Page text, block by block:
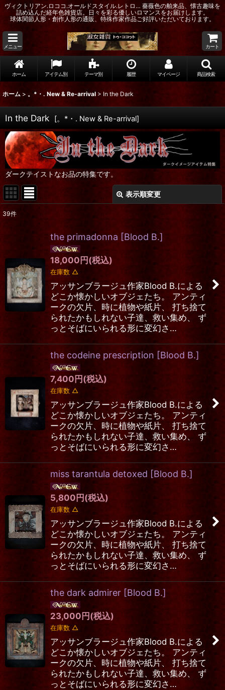
ヴィクトリアン.ロココ.オールドスタイル.レトロ… 薔薇色の舶来品、懐古趣味を
詰め込んだ経年色雑貨店。日々を彩る優しいロマンスをお届けします。
球体関節人形・創作人形の通販、特殊作家作品ご好評いただいております。
メニュー カート
ホーム アイテム別 テーマ別 履歴 マイページ 商品検索
ホーム > 。*・. New & Re-arrival > In the Dark
In the Dark [。*・. New & Re-arrival]
ダークテイストなお品の特集です。
表示順変更
並び順:
絞り込む
39件
the primadonna [Blood B.]
18,000 円 (税込)
在庫数 △
アッサンブラージュ作家Blood B.による
どこか懐かしいオブジェたち。 アンティ
ークの欠片、時に植物や紙片、 打ち捨て
られたかもしれない子達、救い集め、 ず
っとそばにいられる形に変幻さ…
the codeine prescription [Blood B.]
7,400 円 (税込)
在庫数 △
アッサンブラージュ作家Blood B.による
どこか懐かしいオブジェたち。 アンティ
ークの欠片、時に植物や紙片、 打ち捨て
られたかもしれない子達、救い集め、 ず
っとそばにいられる形に変幻さ…
miss tarantula detoxed [Blood B.]
5,800円(税込)
在庫数 △
アッサンブラージュ作家Blood B.による
どこか懐かしいオブジェたち。 アンティ
ークの欠片、時に植物や紙片、 打ち捨て
られたかもしれない子達、救い集め、 ず
っとそばにいられる形に変幻さ…
the dark admirer [Blood B.]
23,000 円 (税込)
在庫数 △
アッサンブラージュ作家Blood B.による
どこか懐かしいオブジェたち。 アンティ
ークの欠片、時に植物や紙片、 打ち捨て
られたかもしれない子達、救い集め、 ず
っとそばにいられる形に変幻さ…